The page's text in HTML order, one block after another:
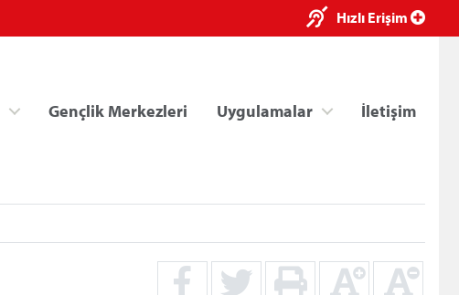
Hızlı Erişim
Gençlik Merkezleri Uygulamalar İletişim
×